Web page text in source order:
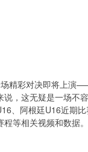
精彩对决即将上演
，这无疑是一场
、阿根廷U16近期
等相关视频和数据。